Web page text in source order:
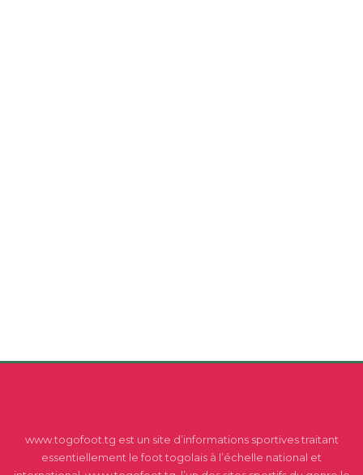
www.togofoot.tg est un site d’informations sportives traitant
essentiellement le foot togolais à l’échelle national et